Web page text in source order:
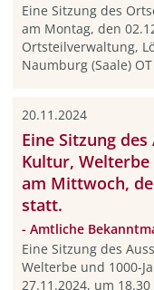
Eine Sitzung des
am Montag, den
Ortsteilverwaltung,
Naumburg (Saale)
20.11.2024
Eine Sitzung
Kultur, Welterbe
am Mittwoch,
statt.
- Amtliche
Eine Sitzung des
Welterbe und 1000-
27.11.2024, um